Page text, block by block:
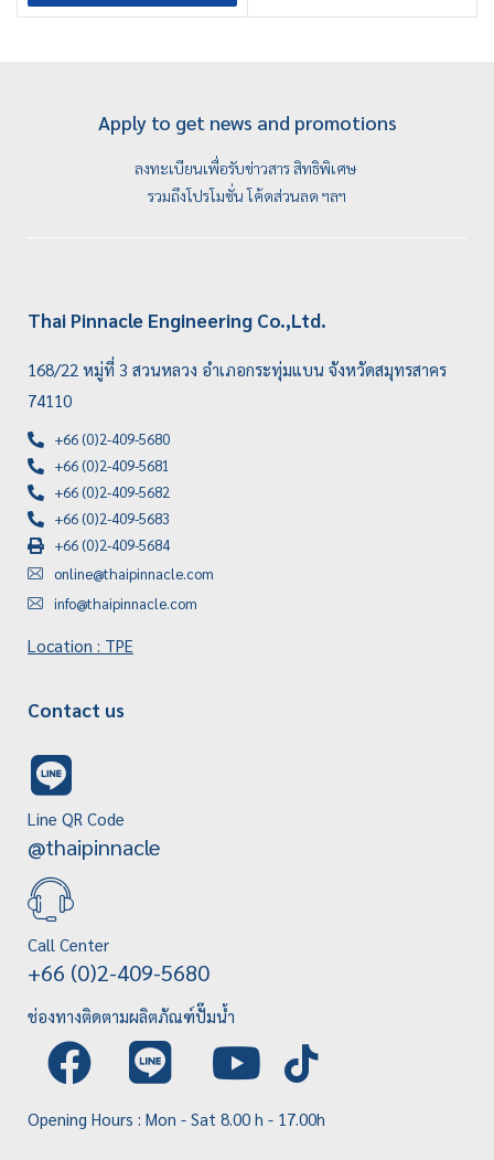
Apply to get news and promotions
ลงทะเบียนเพื่อรับข่าวสาร สิทธิพิเศษ
รวมถึงโปรโมชั่น โค้ดส่วนลด ฯลฯ
Thai Pinnacle Engineering Co.,Ltd.
168/22 หมู่ที่ 3 สวนหลวง อำเภอกระทุ่มแบน จังหวัดสมุทรสาคร
74110
+66 (0)2-409-5680
+66 (0)2-409-5681
+66 (0)2-409-5682
+66 (0)2-409-5683
+66 (0)2-409-5684
online@thaipinnacle.com
info@thaipinnacle.com
Location : TPE
Contact us
Line QR Code
@thaipinnacle
Call Center
+66 (0)2-409-5680
ช่องทางติดตามผลิตภัณฑ์ปั๊มน้ำ
Opening Hours : Mon - Sat 8.00 h - 17.00h